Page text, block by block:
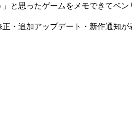
と思ったゲームをメモできてベン
・追加アップデート・新作通知が